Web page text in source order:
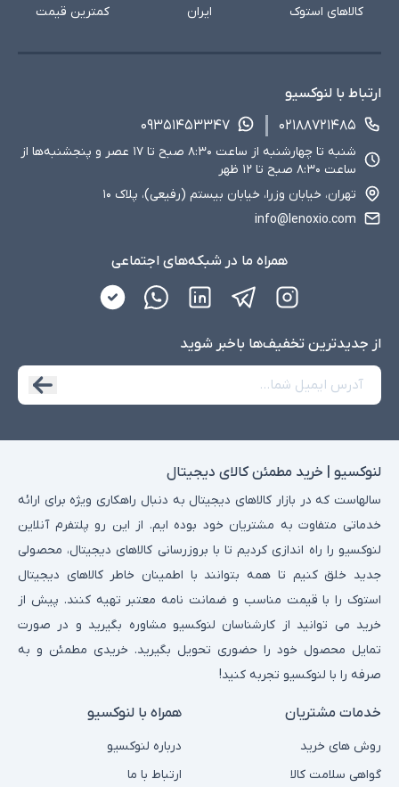
کالاهای استوک
ایران
کمترین قیمت
ارتباط با لنوکسیو
۰۲۱۸۸۷۲۱۴۸۵
۰۹۳۵۱۴۵۳۳۴۷
شنبه تا چهارشنبه از ساعت ۸:۳۰ صبح تا ۱۷ عصر و پنجشنبه‌ها از
ساعت ۸:۳۰ صبح تا ۱۲ ظهر
تهران، خیابان وزرا، خیابان بیستم (رفیعی)، پلاک ۱۰
info@lenoxio.com
همراه ما در شبکه‌های اجتماعی
از جدید‌ترین تخفیف‌ها با‌خبر شوید
لنوکسیو | خرید مطمئن کالای دیجیتال
سالهاست که در بازار کالاهای دیجیتال به دنبال راهکاری ویژه برای ارائه
خدماتی متفاوت به مشتریان خود بوده ایم. از این رو پلتفرم آنلاین
لنوکسیو را راه اندازی کردیم تا با بروزرسانی کالاهای دیجیتال، محصولی
جدید خلق کنیم تا همه بتوانند با اطمینان خاطر کالاهای دیجیتال
استوک را با قیمت مناسب و ضمانت نامه معتبر تهیه کنند. پیش از
خرید می توانید از کارشناسان لنوکسیو مشاوره بگیرید و در صورت
تمایل محصول خود را حضوری تحویل بگیرید. خریدی مطمئن و به
صرفه را با لنوکسیو تجربه کنید!
خدمات مشتریان
روش های خرید
گواهی سلامت کالا
همراه با لنوکسیو
درباره لنوکسیو
ارتباط با ما